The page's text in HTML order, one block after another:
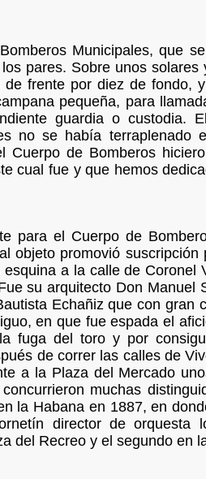
Municipales, que
pares. Sobre unos
frente por diez de fondo,
pequeña, para
guardia o custodia.
no se había terraplenado
de Bomberos
cual fue y que hemos
para el Cuerpo de
objeto promovió
a la calle de Coronel
su arquitecto Don Manuel
Echañiz que con gran
en que fue espada el
fuga del toro y por
de correr las calles de
a la Plaza del Mercado
muchas
la Habana en 1887, en
director de orquesta
del Recreo y el segundo en